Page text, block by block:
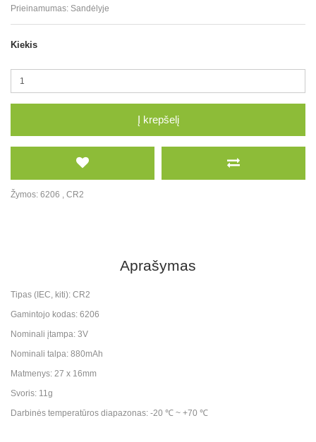
Prieinamumas: Sandėlyje
Kiekis
Į krepšelį
Žymos: 6206 , CR2
Aprašymas
Tipas (IEC, kiti): CR2
Gamintojo kodas: 6206
Nominali įtampa: 3V
Nominali talpa: 880mAh
Matmenys: 27 x 16mm
Svoris: 11g
Darbinės temperatūros diapazonas: -20 ℃ ~ +70 ℃